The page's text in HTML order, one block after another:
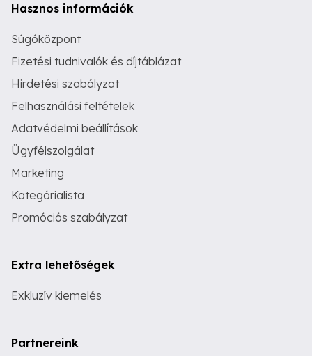
Hasznos információk
Súgóközpont
Fizetési tudnivalók és díjtáblázat
Hirdetési szabályzat
Felhasználási feltételek
Adatvédelmi beállítások
Ügyfélszolgálat
Marketing
Kategórialista
Promóciós szabályzat
Extra lehetőségek
Exkluzív kiemelés
Partnereink